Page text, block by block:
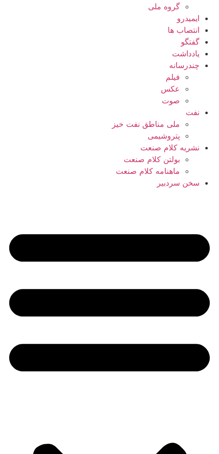
گروه ملی
ایمیدرو
انتصاب ها
گفتگو
یادداشت
چندرسانه
فیلم
عکس
صوت
نفت
ملی مناطق نفت خیز
پتروشیمی
نشریه کلام صنعت
بولتن کلام صنعت
ماهنامه کلام صنعت
سخن سردبیر